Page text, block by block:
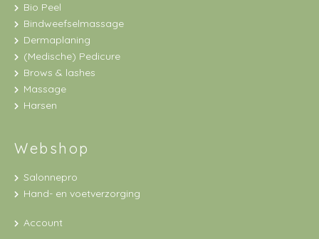
Bio Peel
Bindweefselmassage
Dermaplaning
(Medische) Pedicure
Brows & lashes
Massage
Harsen
Webshop
Salonnepro
Hand- en voetverzorging
Account